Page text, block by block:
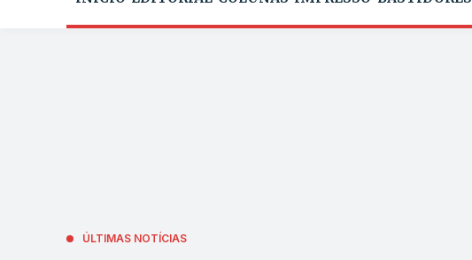
ÚLTIMAS NOTÍCIAS